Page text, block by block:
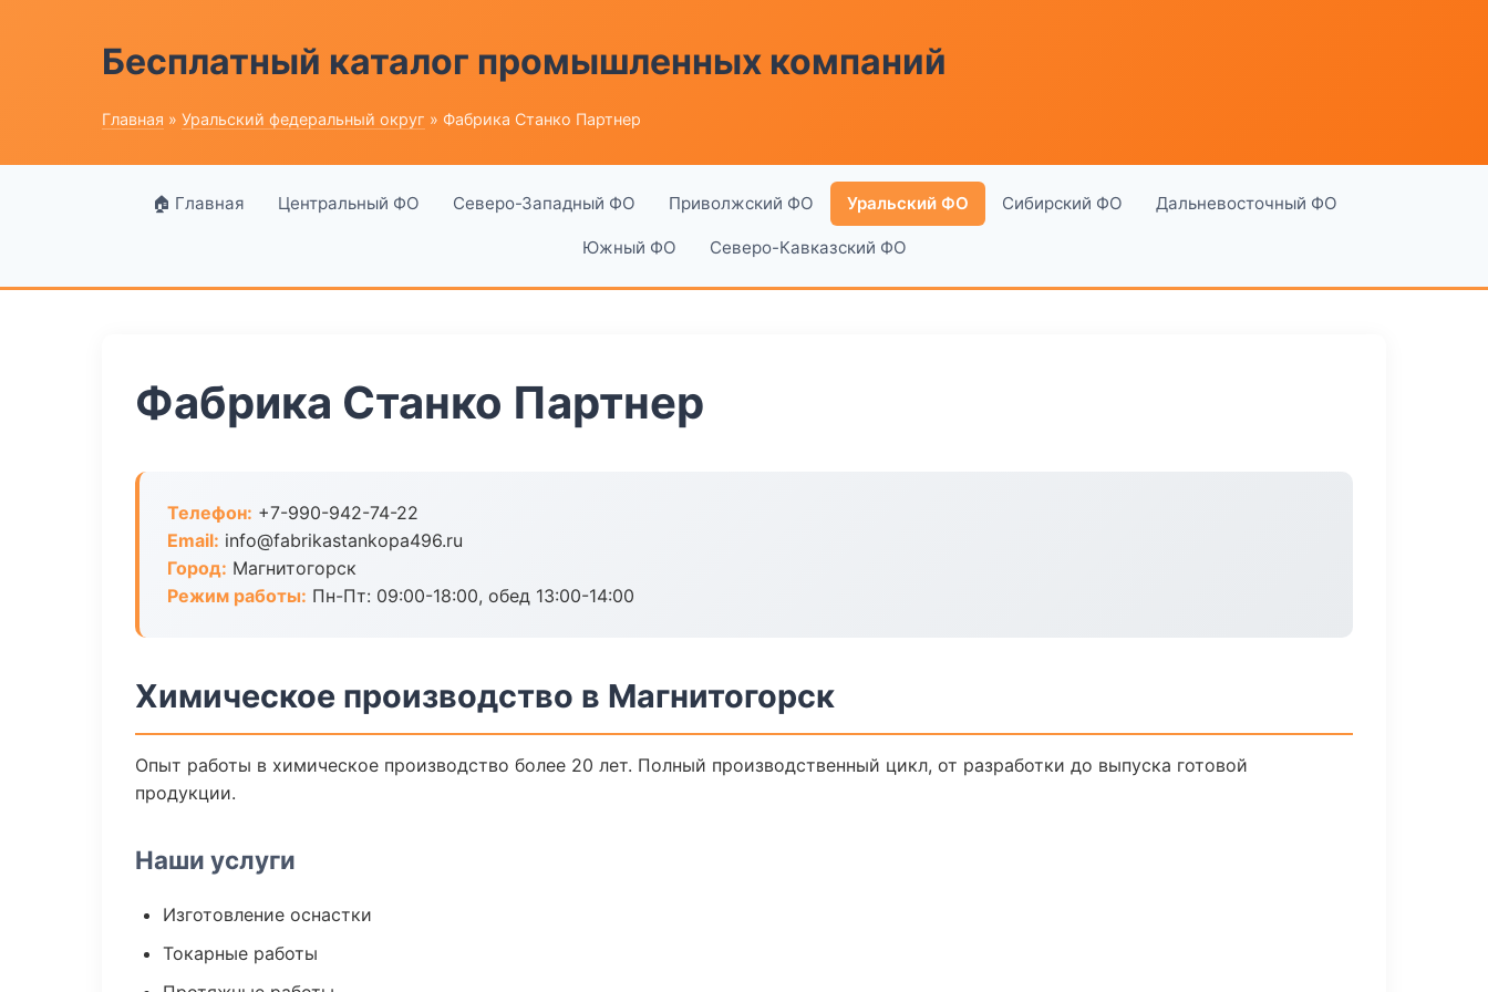
Бесплатный каталог промышленных компаний
Главная » Уральский федеральный округ » Фабрика Станко Партнер
🏠 Главная Центральный ФО Северо-Западный ФО Приволжский ФО Уральский ФО Сибирский ФО Дальневосточный ФО
Южный ФО Северо-Кавказский ФО
Фабрика Станко Партнер
Телефон: +7-990-942-74-22
Email: info@fabrikastankopa496.ru
Город: Магнитогорск
Режим работы: Пн-Пт: 09:00-18:00, обед 13:00-14:00
Химическое производство в Магнитогорск
Опыт работы в химическое производство более 20 лет. Полный производственный цикл, от разработки до выпуска готовой
продукции.
Наши услуги
Изготовление оснастки
Токарные работы